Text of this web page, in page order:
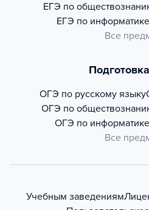
ЕГЭ по
ЕГЭ по информатике
Все
ОГЭ по русскому языку
ОГЭ по
ОГЭ по информатике
Все
Учебным заведениям